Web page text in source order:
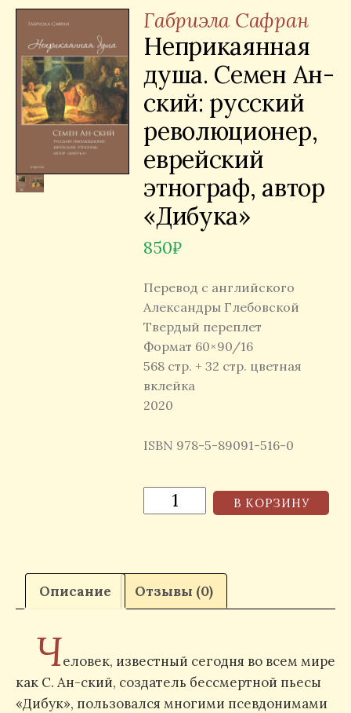
Габриэла Сафран
Неприкаянная
душа. Семен Ан-
ский: русский
революционер,
еврейский
этнограф, автор
«Дибука»
850₽
Перевод с английского
Александры Глебовской
Твердый переплет
Формат 60×90/16
568 стр. + 32 стр. цветная
вклейка
2020
ISBN 978-5-89091-516-0
В КОРЗИНУ
Описание Отзывы (0)
Человек, известный сегодня во всем мире
как С. Ан-ский, создатель бессмертной пьесы
«Дибук», пользовался многими псевдонимами